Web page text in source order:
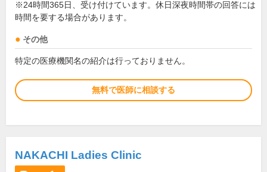
※24時間365日、受け付けています。休日深夜時間帯の回答には
時間を要する場合があります。
その他
特定の医療機関名の紹介は行っておりません。
無料で医師に相談する
NAKACHI Ladies Clinic